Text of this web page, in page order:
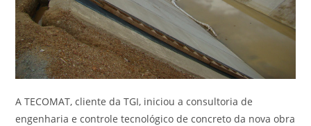
A TECOMAT, cliente da TGI, iniciou a consultoria de
engenharia e controle tecnológico de concreto da nova obra